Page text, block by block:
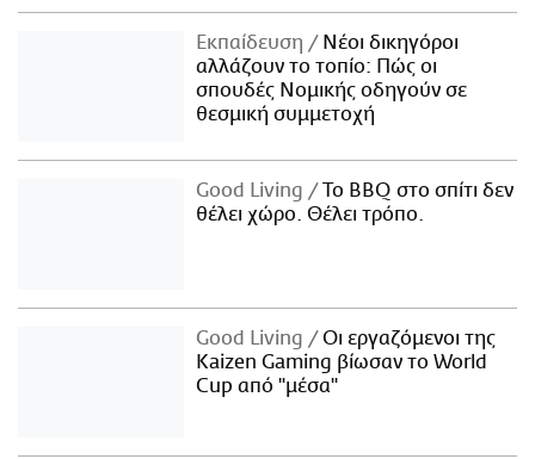
Εκπαίδευση
Νέοι δικηγόροι
αλλάζουν το τοπίο: Πώς οι
σπουδές Νομικής οδηγούν σε
θεσμική συμμετοχή
Good Living
Το BBQ στο σπίτι δεν
θέλει χώρο. Θέλει τρόπο.
Good Living
Οι εργαζόμενοι της
Kaizen Gaming βίωσαν το World
Cup από "μέσα"